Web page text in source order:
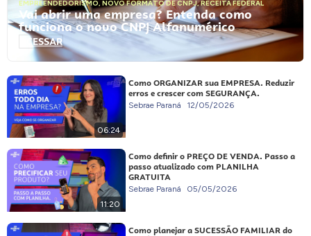
EMPREENDEDORISMO, NOVO FORMATO DE CNPJ,RECEITA FEDERAL
Vai abrir uma empresa? Entenda como
funciona o novo CNPJ Alfanumérico
ACESSAR
06:24
Como ORGANIZAR sua EMPRESA. Reduzir
erros e crescer com SEGURANÇA.
Sebrae Paraná 12/05/2026
11:20
Como definir o PREÇO DE VENDA. Passo a
passo atualizado com PLANILHA
GRATUITA
Sebrae Paraná 05/05/2026
Como planejar a SUCESSÃO FAMILIAR do